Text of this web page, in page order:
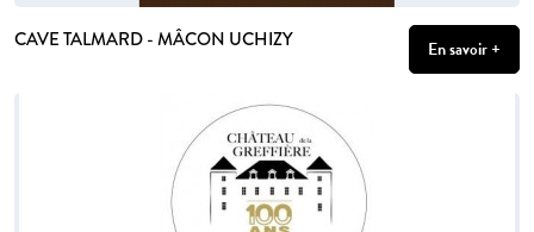
CAVE TALMARD - MÂCON UCHIZY En savoir +